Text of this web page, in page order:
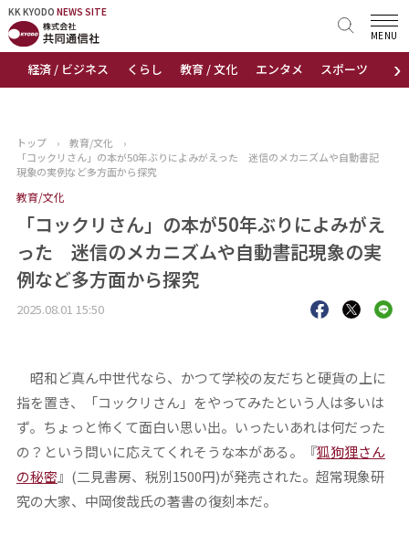
KK KYODO NEWS SITE
›
経済 / ビジネス くらし 教育 / 文化 エンタメ スポーツ 地域
MENU
KK KYODONEWS SITE
トップページ
ニュース
おすすめコンテンツ
出版物
会社概要
トップ › 教育/文化
›
「コックリさん」の本が50年ぶりによみがえった 迷信のメカニズムや自動書記
現象の実例など多方面から探究
教育/文化
「コックリさん」の本が50年ぶりによみがえ
った 迷信のメカニズムや自動書記現象の実
例など多方面から探究
2025.08.01 15:50
昭和ど真ん中世代なら、かつて学校の友だちと硬貨の上に
指を置き、「コックリさん」をやってみたという人は多いは
ず。ちょっと怖くて面白い思い出。いったいあれは何だった
の？という問いに応えてくれそうな本がある。『狐狗狸さん
の秘密』(二見書房、税別1500円)が発売された。超常現象研
究の大家、中岡俊哉氏の著書の復刻本だ。